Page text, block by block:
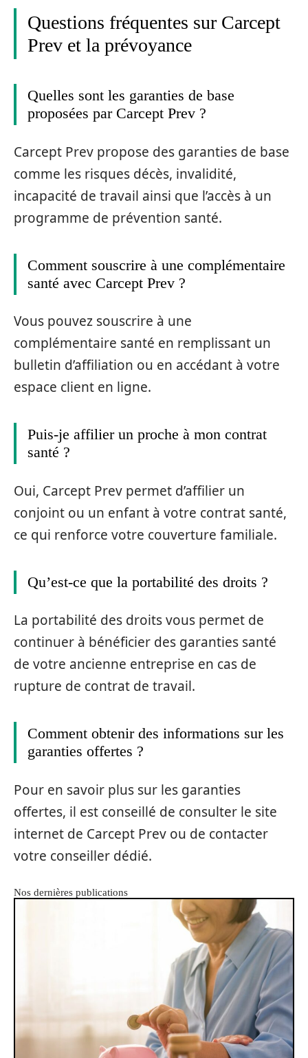
Questions fréquentes sur Carcept
Prev et la prévoyance
Quelles sont les garanties de base
proposées par Carcept Prev ?
Carcept Prev propose des garanties de base
comme les risques décès, invalidité,
incapacité de travail ainsi que l’accès à un
programme de prévention santé.
Comment souscrire à une complémentaire
santé avec Carcept Prev ?
Vous pouvez souscrire à une
complémentaire santé en remplissant un
bulletin d’affiliation ou en accédant à votre
espace client en ligne.
Puis-je affilier un proche à mon contrat
santé ?
Oui, Carcept Prev permet d’affilier un
conjoint ou un enfant à votre contrat santé,
ce qui renforce votre couverture familiale.
Qu’est-ce que la portabilité des droits ?
La portabilité des droits vous permet de
continuer à bénéficier des garanties santé
de votre ancienne entreprise en cas de
rupture de contrat de travail.
Comment obtenir des informations sur les
garanties offertes ?
Pour en savoir plus sur les garanties
offertes, il est conseillé de consulter le site
internet de Carcept Prev ou de contacter
votre conseiller dédié.
Nos dernières publications